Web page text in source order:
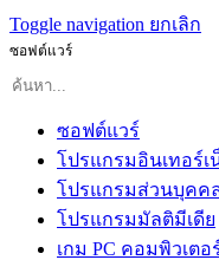
Toggle navigation ยกเลิก
ซอฟต์แวร์
ซอฟต์แวร์
โปรแกรมอินเทอร์เ
โปรแกรมส่วนบุคค
โปรแกรมมัลติมีเดีย
เกม PC คอมพิวเตอ